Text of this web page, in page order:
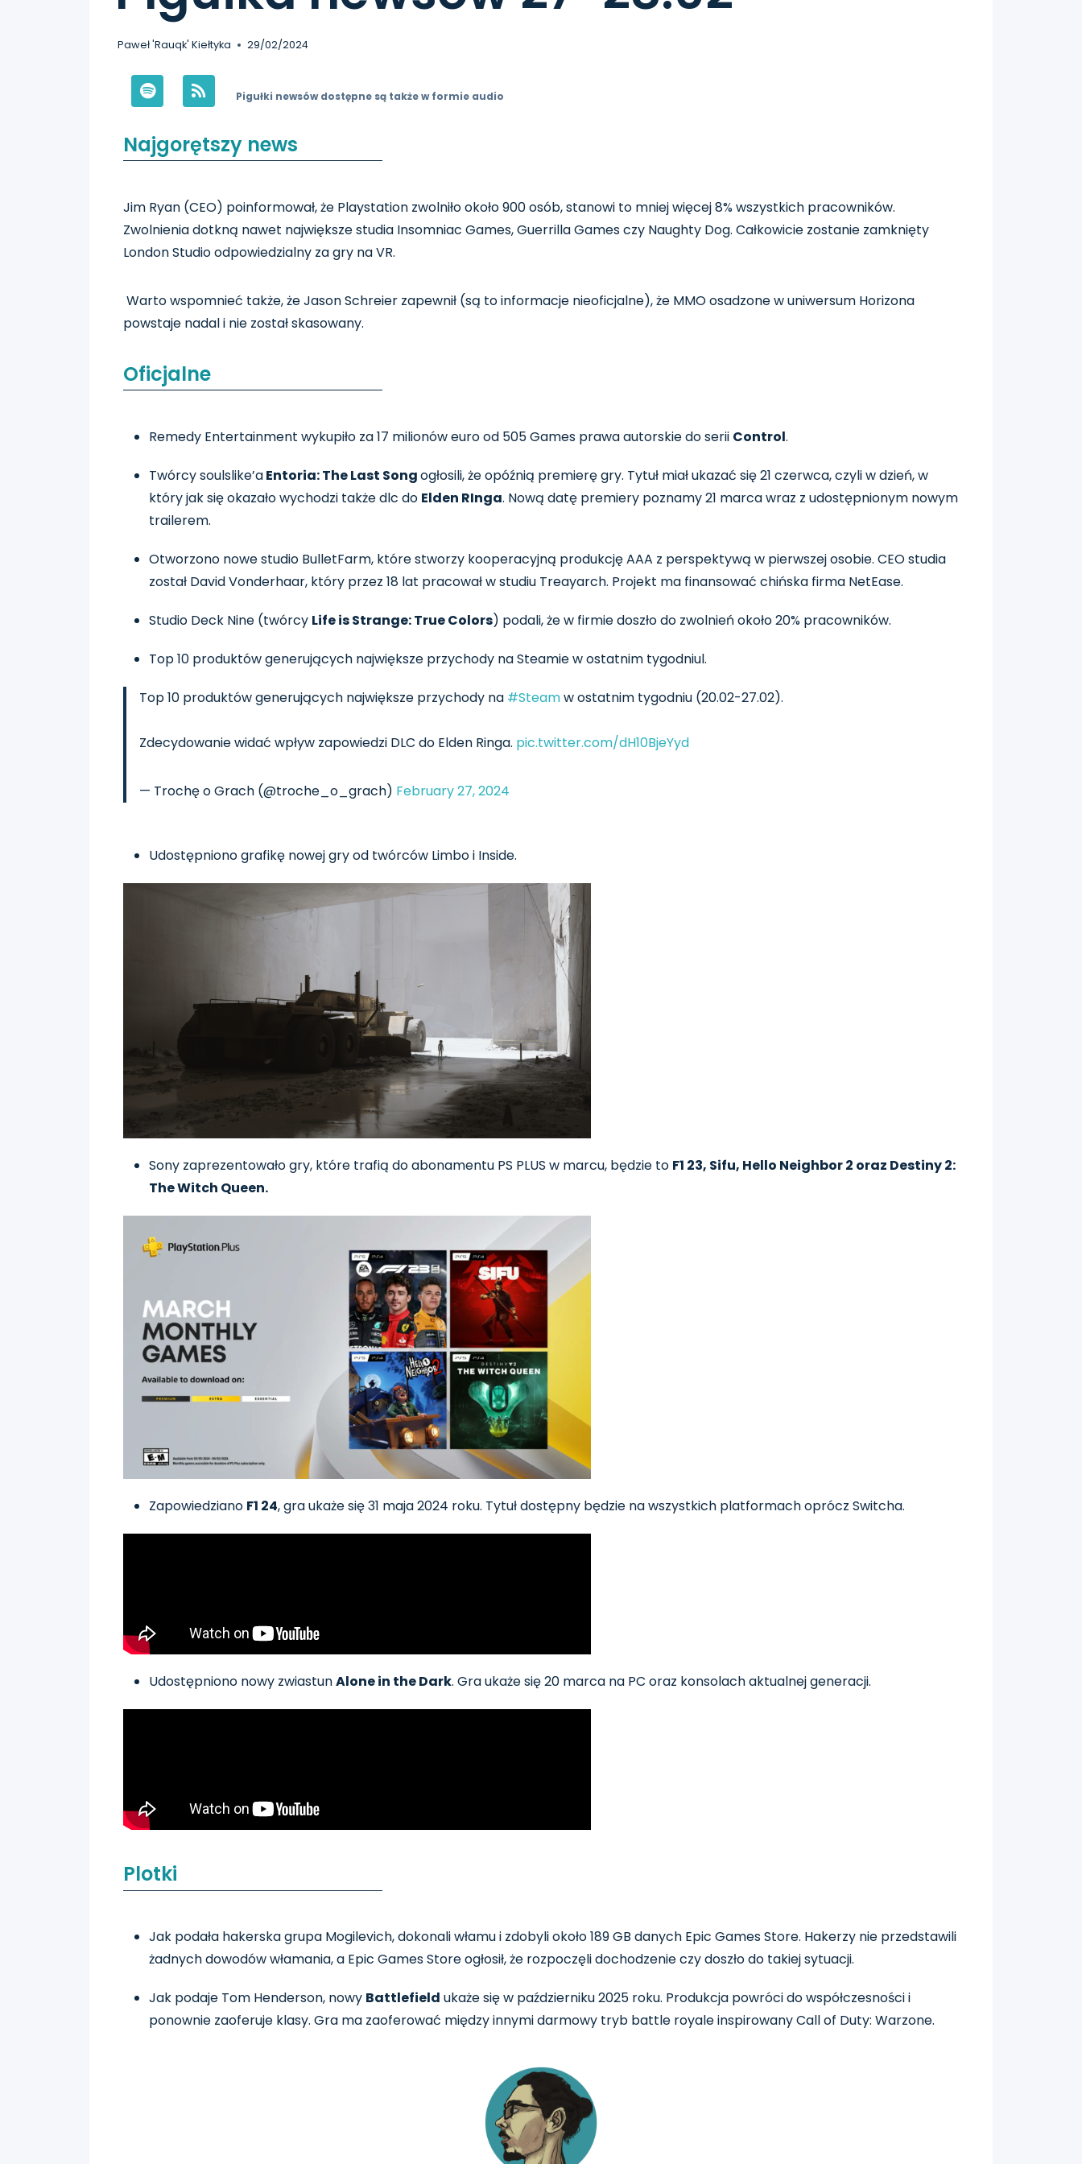
Paweł 'Rauqk' Kiełtyka 29/02/2024
Pigułki newsów dostępne są także w formie audio
Najgorętszy news
Jim Ryan (CEO) poinformował, że Playstation zwolniło około 900 osób, stanowi to mniej więcej 8% wszystkich pracowników.
Zwolnienia dotkną nawet największe studia Insomniac Games, Guerrilla Games czy Naughty Dog. Całkowicie zostanie zamknięty
London Studio odpowiedzialny za gry na VR.
Warto wspomnieć także, że Jason Schreier zapewnił (są to informacje nieoficjalne), że MMO osadzone w uniwersum Horizona
powstaje nadal i nie został skasowany.
Oficjalne
Remedy Entertainment wykupiło za 17 milionów euro od 505 Games prawa autorskie do serii Control.
Twórcy soulslike’aEntoria: The Last Songogłosili, że opóźnią premierę gry. Tytuł miał ukazać się 21 czerwca, czyli w dzień, w
który jak się okazało wychodzi także dlc do Elden RInga. Nową datę premiery poznamy 21 marca wraz z udostępnionym nowym
trailerem.
Otworzono nowe studio BulletFarm, które stworzy kooperacyjną produkcję AAA z perspektywą w pierwszej osobie. CEO studia
został David Vonderhaar, który przez 18 lat pracował w studiu Treayarch. Projekt ma finansować chińska firma NetEase.
Studio Deck Nine (twórcy Life is Strange: True Colors) podali, że w firmie doszło do zwolnień około 20% pracowników.
Top 10 produktów generujących największe przychody na Steamie w ostatnim tygodniul.
Top 10 produktów generujących największe przychody na #Steamw ostatnim tygodniu (20.02-27.02).
Zdecydowanie widać wpływ zapowiedzi DLC do Elden Ringa. pic.twitter.com/dH10BjeYyd
— Trochę o Grach (@troche_o_grach) February 27, 2024
Udostępniono grafikę nowej gry od twórców Limbo i Inside.
Sony zaprezentowało gry, które trafią do abonamentu PS PLUS w marcu, będzie to F1 23, Sifu, Hello Neighbor 2 oraz Destiny 2:
The Witch Queen.
Zapowiedziano F1 24, gra ukaże się 31 maja 2024 roku. Tytuł dostępny będzie na wszystkich platformach oprócz Switcha.
Udostępniono nowy zwiastunAlone in the Dark. Gra ukaże się 20 marca na PC oraz konsolach aktualnej generacji.
Plotki
Jak podała hakerska grupa Mogilevich, dokonali włamu i zdobyli około 189 GB danych Epic Games Store. Hakerzy nie przedstawili
żadnych dowodów włamania, a Epic Games Store ogłosił, że rozpoczęli dochodzenie czy doszło do takiej sytuacji.
Jak podaje Tom Henderson, nowy Battlefield ukaże się w październiku 2025 roku. Produkcja powróci do współczesności i
ponownie zaoferuje klasy. Gra ma zaoferować między innymi darmowy tryb battle royale inspirowany Call of Duty: Warzone.